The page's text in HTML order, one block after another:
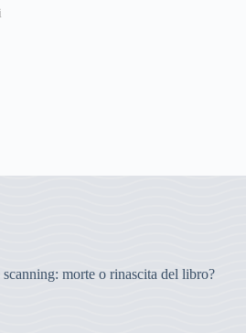
morte o rinascita del libro?